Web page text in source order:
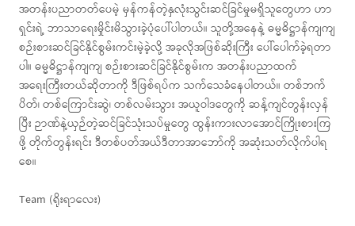
အတန်းပညာတတ်ပေမဲ့ မှန်ကန်တဲ့နှလုံးသွင်းဆင်ခြင်မှုမရှိသူတွေဟာ ဟာ
ရှင်းရဲ့ ဘာသာရေးမှိုင်းမိသွားခဲ့ပုံပေါ်ပါတယ်။ သူတို့အနေနဲ့ ဓမ္မဓိဋ္ဌာန်ကျကျ
စဉ်းစားဆင်ခြင်နိုင်စွမ်းကင်းမဲ့ခဲ့လို့ အခုလိုအဖြစ်ဆိုးကြီး ပေါ်ပေါက်ခဲ့ရတာ
ပါ။ ဓမ္မဓိဋ္ဌာန်ကျကျ စဉ်းစားဆင်ခြင်နိုင်စွမ်းက အတန်းပညာထက်
အရေးကြီးတယ်ဆိုတာကို ဒီဖြစ်ရပ်က သက်သေခံနေပါတယ်။ တစ်ဘက်
ပိတ်၊ တစ်ကြောင်းဆွဲ၊ တစ်လမ်းသွား အယူဝါဒတွေကို ဆန့်ကျင်တွန်းလှန်
ပြီး ဉာဏ်နဲ့ယှဉ်တဲ့ဆင်ခြင်သုံးသပ်မှုတွေ ထွန်းကားလာအောင်ကြိုးစားကြ
ဖို့ တိုက်တွန်းရင်း ဒီတစ်ပတ်အယ်ဒီတာအာဘော်ကို အဆုံးသတ်လိုက်ပါရ
စေ။
Team (ရိုးရာလေး)